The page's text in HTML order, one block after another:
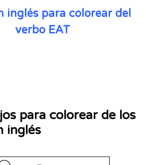
inglés para colorear del
verbo EAT
para colorear de los
inglés